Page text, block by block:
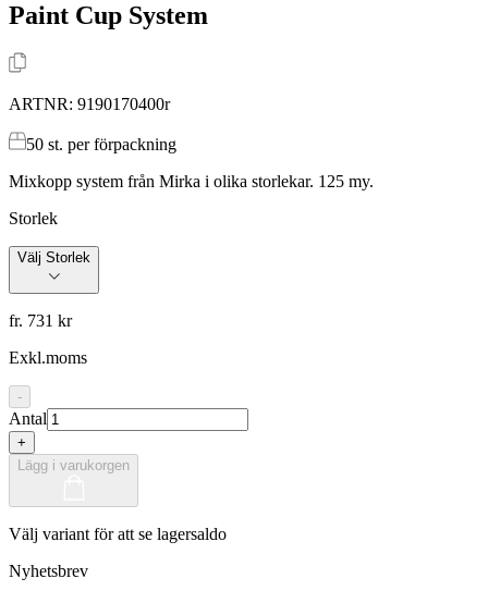
Paint Cup System
ARTNR: 9190170400r
50 st. per förpackning
Mixkopp system från Mirka i olika storlekar. 125 my.
Storlek
Välj Storlek
fr. 731 kr
Exkl.moms
-
Antal
+
Lägg i varukorgen
Välj variant för att se lagersaldo
Nyhetsbrev